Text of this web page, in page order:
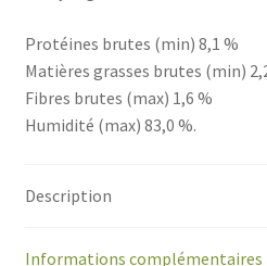
Protéines brutes (min) 8,1 %
Matières grasses brutes (min)
Fibres brutes (max) 1,6 %
Humidité (max) 83,0 %.
Description
Informations complémentaires